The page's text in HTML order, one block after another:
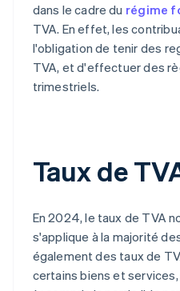
dans le cadre du régime
TVA. En effet, les
l'obligation de tenir des
TVA, et d'effectuer des
trimestriels.
Taux de
En 2024, le taux de TVA
s'applique à la majorité
également des taux de
certains biens et